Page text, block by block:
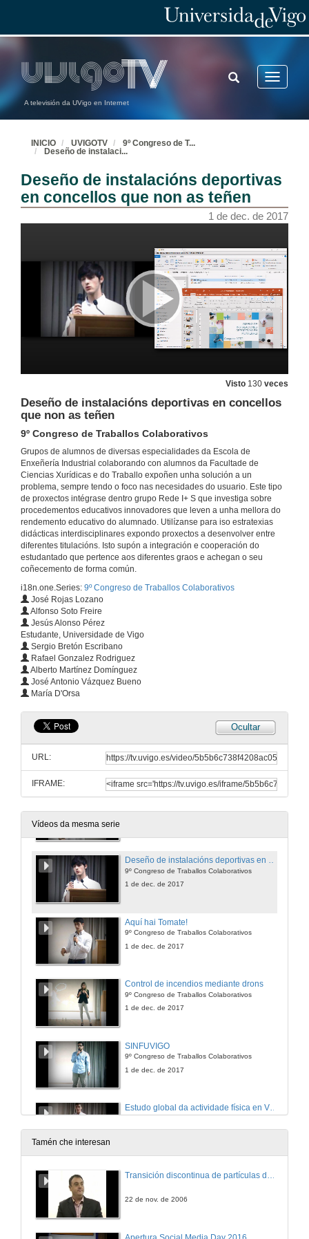
A televisión da UVigo en Internet
Toggle
TOGGLE
SEARCH
INICIO UVIGOTV 9º Congreso de T...
Deseño de instalaci...
Deseño de instalacións deportivas
en concellos que non as teñen
1 de dec. de 2017
Visto 130 veces
Deseño de instalacións deportivas en concellos
que non as teñen
9º Congreso de Traballos Colaborativos
Grupos de alumnos de diversas especialidades da Escola de
Enxeñería Industrial colaborando con alumnos da Facultade de
Ciencias Xurídicas e do Traballo expoñen unha solución a un
problema, sempre tendo o foco nas necesidades do usuario. Este tipo
de proxectos intégrase dentro grupo Rede I+ S que investiga sobre
procedementos educativos innovadores que leven a unha mellora do
rendemento educativo do alumnado. Utilízanse para iso estratexias
didácticas interdisciplinares expondo proxectos a desenvolver entre
diferentes titulacións. Isto supón a integración e cooperación do
estudantado que pertence aos diferentes graos e achegan o seu
coñecemento de forma común.
i18n.one.Series: 9º Congreso de Traballos Colaborativos
José Rojas Lozano
Alfonso Soto Freire
Jesús Alonso Pérez
Estudante, Universidade de Vigo
Sergio Bretón Escribano
Rafael Gonzalez Rodriguez
Alberto Martínez Domínguez
José Antonio Vázquez Bueno
María D'Orsa
Ocultar
URL:
IFRAME:
Vídeos da mesma serie
1 de dec. de 2017
Comprimir para vivir
9º Congreso de Traballos Colaborativos
9º Congreso de Traballos Colaborativos
1 de dec. de 2017
Extinción de lume mediante bólas extintoras de lume
Deseño de instalacións deportivas en concellos que non as teñen
9º Congreso de Traballos Colaborativos
1 de dec. de 2017
Aquí hai Tomate!
9º Congreso de Traballos Colaborativos
1 de dec. de 2017
Control de incendios mediante drons
9º Congreso de Traballos Colaborativos
1 de dec. de 2017
SINFUVIGO
9º Congreso de Traballos Colaborativos
1 de dec. de 2017
Estudo global da actividade física en Vigo
1 de dec. de 2017
9º Congreso de Traballos Colaborativos
Tamén che interesan
Transición discontinua de partículas de microgel termosensible
22 de nov. de 2006